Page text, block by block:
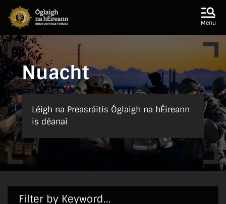
Skip to main content
Menu
Nuacht
Léigh na Preasráitis Óglaigh na hÉireann
is déanaí